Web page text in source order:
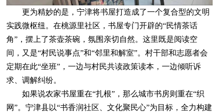
更为精妙的是，宁津将书屋打造成了一个复合型的文明
实践微枢纽。在桃源里社区，书屋专门开辟的“民情茶话
角”，摆上了茶壶茶碗，氛围亲切自然。这里既是阅读空
间，又是“村民说事点”和“邻里和解室”。村干部和志愿者会
定期在此“坐班”，一边与村民共读政策读本，一边倾听诉
求、调解纠纷。
如果说农家书屋重在“扎根”，那么城市书房则重在“织
网”。宁津县以“书香润社区、文化聚民心”为目标，全力构建